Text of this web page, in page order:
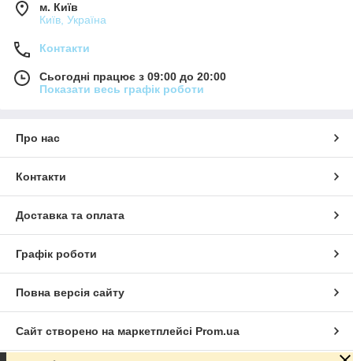
м. Київ
Київ, Україна
Контакти
Сьогодні працює з 09:00 до 20:00
Показати весь графік роботи
Про нас
Контакти
Доставка та оплата
Графік роботи
Повна версія сайту
Сайт створено на маркетплейсі Prom.ua